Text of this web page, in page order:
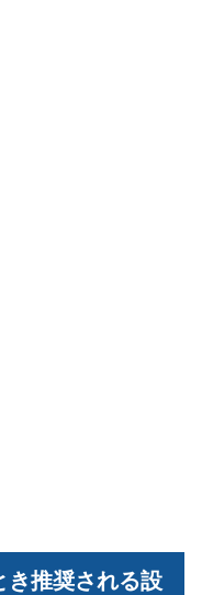
き推奨される設